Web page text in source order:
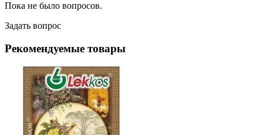
Пока не было вопросов.
Задать вопрос
Рекомендуемые товары